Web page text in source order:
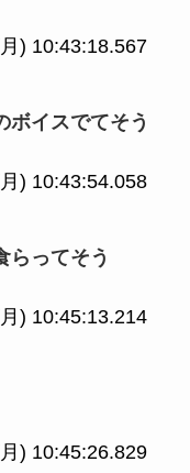
) 10:43:18.567
ボイスでてそう
) 10:43:54.058
らってそう
) 10:45:13.214
) 10:45:26.829